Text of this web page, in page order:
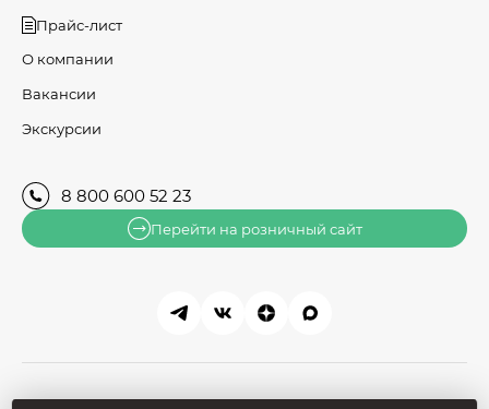
Прайс-лист
О компании
Вакансии
Экскурсии
8 800 600 52 23
Перейти на розничный сайт